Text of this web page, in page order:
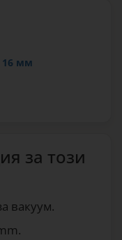
16 мм
за този
вакуум.